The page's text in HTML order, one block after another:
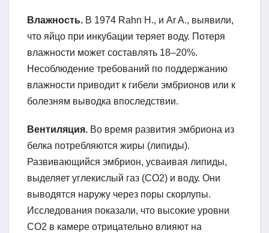
Влажность. В 1974 Rahn H., и Ar A., выявили,
что яйцо при инкубации теряет воду. Потеря
влажности может составлять 18–20%.
Несоблюдение требований по поддержанию
влажности приводит к гибели эмбрионов или к
болезням выводка впоследствии.
Вентиляция. Во время развития эмбриона из
белка потребляются жиры (липиды).
Развивающийся эмбрион, усваивая липиды,
выделяет углекислый газ (СО2) и воду. Они
выводятся наружу через поры скорлупы.
Исследования показали, что высокие уровни
CO2 в камере отрицательно влияют на